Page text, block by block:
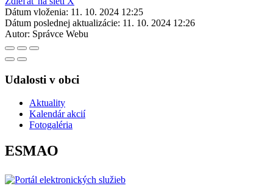
Dátum vloženia: 11. 10. 2024 12:25
Dátum poslednej aktualizácie: 11. 10. 2024 12:26
Autor: Správce Webu
Udalosti v obci
Aktuality
Kalendár akcií
Fotogaléria
ESMAO